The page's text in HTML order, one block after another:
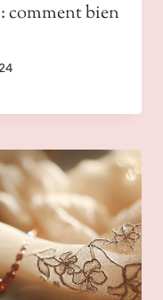
comment bien